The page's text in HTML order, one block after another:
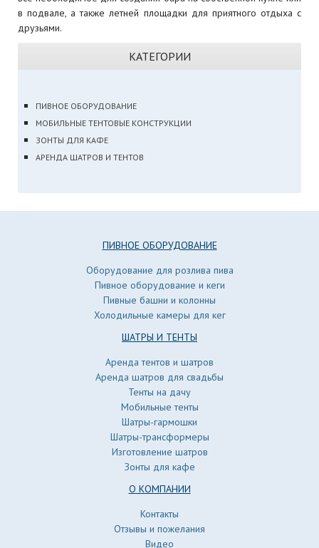
в подвале, а также летней площадки для приятного отдыха с
друзьями.
КАТЕГОРИИ
ПИВНОЕ ОБОРУДОВАНИЕ
МОБИЛЬНЫЕ ТЕНТОВЫЕ КОНСТРУКЦИИ
ЗОНТЫ ДЛЯ КАФЕ
АРЕНДА ШАТРОВ И ТЕНТОВ
ПИВНОЕ ОБОРУДОВАНИЕ
Оборудование для розлива пива
Пивное оборудование и кеги
Пивные башни и колонны
Холодильные камеры для кег
ШАТРЫ И ТЕНТЫ
Аренда тентов и шатров
Аренда шатров для свадьбы
Тенты на дачу
Мобильные тенты
Шатры-гармошки
Шатры-трансформеры
Изготовление шатров
Зонты для кафе
О КОМПАНИИ
Контакты
Отзывы и пожелания
Видео